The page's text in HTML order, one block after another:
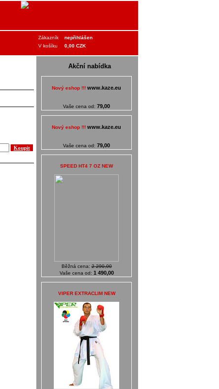
Zákazník
nepřihlášen
V košíku
0,00 CZK
Akční nabídka
Nový eshop !!! www.kaze.eu
Vaše cena od: 79,00
Nový eshop !!! www.kaze.eu
Vaše cena od: 79,00
SPEED HT4 7 OZ NEW
Běžná cena:2 290,00
Vaše cena od: 1 490,00
VIPER EXTRACLIM NEW